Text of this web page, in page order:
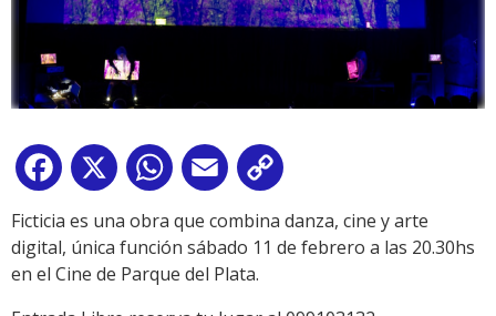
Facebook
X WhatsApp
Email
Link
Ficticia es una obra que combina danza, cine y arte
digital, única función sábado 11 de febrero a las 20.30hs
en el Cine de Parque del Plata.